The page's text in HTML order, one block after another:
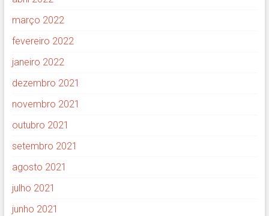
março 2022
fevereiro 2022
janeiro 2022
dezembro 2021
novembro 2021
outubro 2021
setembro 2021
agosto 2021
julho 2021
junho 2021